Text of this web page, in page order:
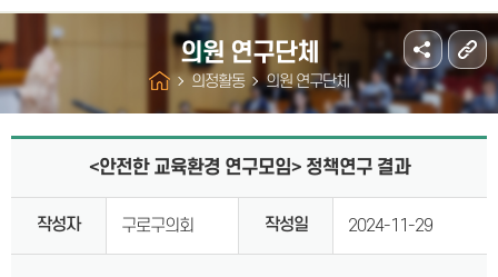
의원 연구단체
의정활동 의원 연구단체
<안전한 교육환경 연구모임> 정책연구 결과
작성자 구로구의회 작성일 2024-11-29